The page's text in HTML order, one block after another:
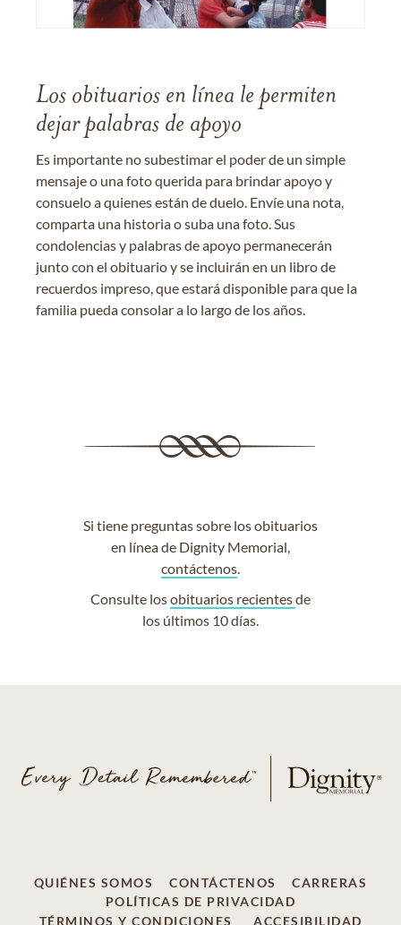
Los obituarios en línea le permiten
dejar palabras de apoyo
Es importante no subestimar el poder de un simple
mensaje o una foto querida para brindar apoyo y
consuelo a quienes están de duelo. Envíe una nota,
comparta una historia o suba una foto. Sus
condolencias y palabras de apoyo permanecerán
junto con el obituario y se incluirán en un libro de
recuerdos impreso, que estará disponible para que la
familia pueda consolar a lo largo de los años.
Si tiene preguntas sobre los obituarios
en línea de Dignity Memorial,
contáctenos.
Consulte losobituarios recientesde
los últimos 10 días.
QUIÉNES SOMOS CONTÁCTENOS
CARRERAS
POLÍTICAS DE PRIVACIDAD
TÉRMINOS Y CONDICIONES
ACCESIBILIDAD